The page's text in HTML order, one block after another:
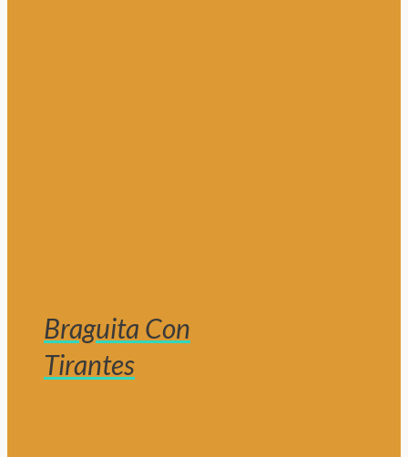
Braguita Con
Tirantes